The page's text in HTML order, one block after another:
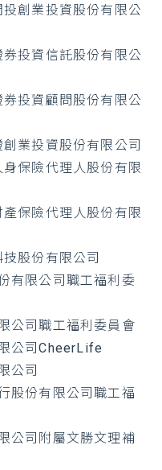
創業投資股份有限公
投資信託股份有限公
投資顧問股份有限公
業投資股份有限公司
保險代理人股份有限
保險代理人股份有限
股份有限公司
限公司職工福利委
司職工福利委員會
公司CheerLife
公司
份有限公司職工福
司附屬文勝文理補